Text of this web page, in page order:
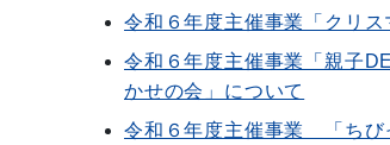
令和６年度主催事業「クリス
令和６年度主催事業「親子
かせの会」について
令和６年度主催事業 「ちび